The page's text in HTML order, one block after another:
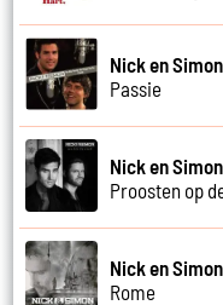
Nick en Simon
Passie
Nick en Simon
Proosten op
Nick en
Rome